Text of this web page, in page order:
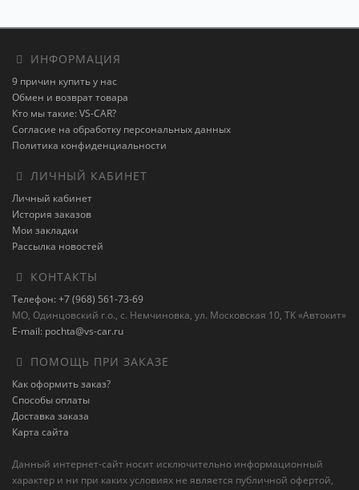
ИНФОРМАЦИЯ
9 причин купить у нас
Обмен и возврат товара
Кто мы такие: VS-CAR?
Согласие на обработку персональных данных
Политика конфиденциальности
ЛИЧНЫЙ КАБИНЕТ
Личный кабинет
История заказов
Мои закладки
Рассылка новостей
КОНТАКТЫ
Телефон: +7 (968) 561-73-69
МО, Одинцовский г.о., с. Немчиновка, ул. Московская 10, ТК «Автокит»
E-mail: pochta@vs-car.ru
ПОМОЩЬ ПРИ ЗАКАЗЕ
Как оформить заказ?
Способы оплаты
Доставка заказа
Карта сайта
Данный интернет-сайт носит исключительно информационный
характер и ни при каких условиях не является публичной офертой,